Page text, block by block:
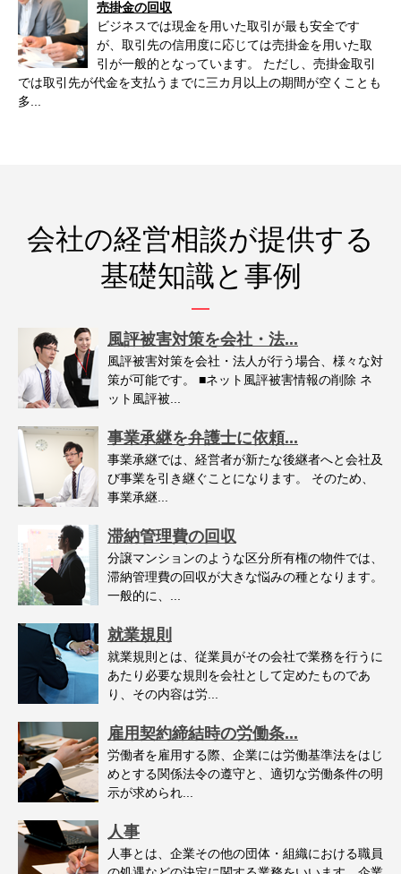
売掛金の回収
ビジネスでは現金を用いた取引が最も安全です
が、取引先の信用度に応じては売掛金を用いた取
引が一般的となっています。 ただし、売掛金取引
では取引先が代金を支払うまでに三カ月以上の期間が空くことも
多...
会社の経営相談が提供する
基礎知識と事例
風評被害対策を会社・法...
風評被害対策を会社・法人が行う場合、様々な対
策が可能です。 ■ネット風評被害情報の削除 ネ
ット風評被...
事業承継を弁護士に依頼...
事業承継では、経営者が新たな後継者へと会社及
び事業を引き継ぐことになります。 そのため、
事業承継...
滞納管理費の回収
分譲マンションのような区分所有権の物件では、
滞納管理費の回収が大きな悩みの種となります。
一般的に、...
就業規則
就業規則とは、従業員がその会社で業務を行うに
あたり必要な規則を会社として定めたものであ
り、その内容は労...
雇用契約締結時の労働条...
労働者を雇用する際、企業には労働基準法をはじ
めとする関係法令の遵守と、適切な労働条件の明
示が求められ...
人事
人事とは、企業その他の団体・組織における職員